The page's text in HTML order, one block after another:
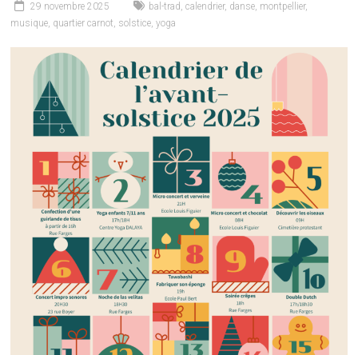
29 novembre 2025 bal-trad ,calendrier, danse, montpellier,
musique, quartier carnot, solstice,yoga